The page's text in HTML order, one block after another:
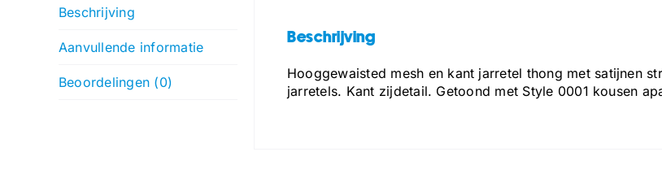
Beschrijving
Aanvullende informatie
Beoordelingen (0)
Beschrijving
Hooggewaisted mesh en kant jarretel thong met satijnen
jarretels. Kant zijdetail. Getoond met Style 0001 kousen